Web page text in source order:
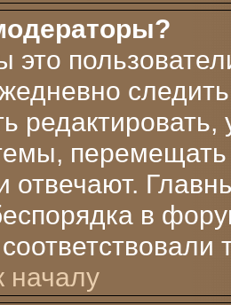
это
редактировать,
отвечают.
в
началу